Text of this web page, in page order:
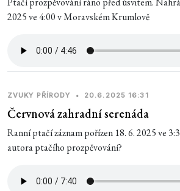
2025 ve 4:00 v Moravském Krumlově
ZVUKY PŘÍRODY • 20.6.2025 16:31
Červnová zahradní serenáda
Ranní ptačí záznam pořízen 18. 6. 2025 ve
autora ptačího prozpěvování?